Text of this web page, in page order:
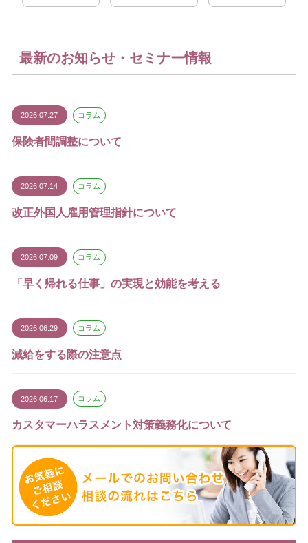
最新のお知らせ・セミナー情報
2026.07.27 コラム
保険者間調整について
2026.07.14 コラム
改正外国人雇用管理指針について
2026.07.09 コラム
「早く帰れる仕事」の実現と効能を考える
2026.06.29 コラム
減給をする際の注意点
2026.06.17 コラム
カスタマーハラスメント対策義務化について